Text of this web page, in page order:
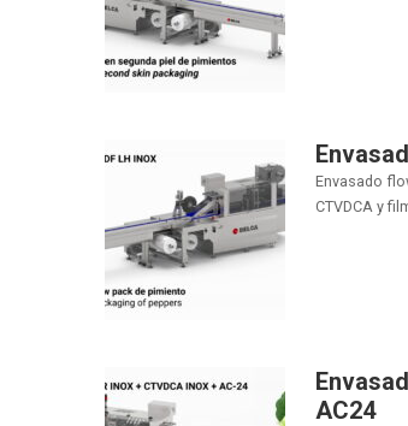
Envasado
CTVDCA y
AC24